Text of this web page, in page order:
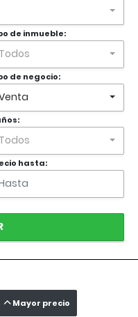
de inmueble:
Todos
de negocio:
Todos
hasta:
Mayor precio